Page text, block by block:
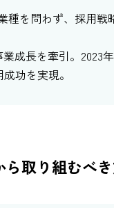
種を問わず、採用戦
成長を牽引。2023
功を実現。
ら取り組むべ